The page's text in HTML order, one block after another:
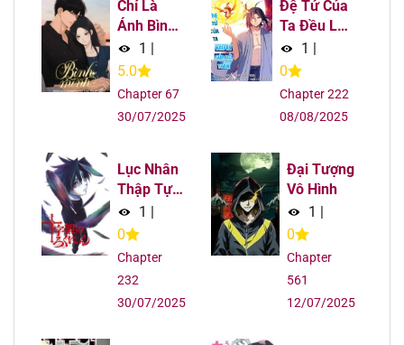
Chapter 3 19/08/2025
Chapter 2 19/08/2025
19/08/2025
Chỉ Là
Ánh Bình
Minh
1 |
5.0
Chapter 67
30/07/2025
Đệ Tử Của
Ta Đều Là
Súp Bờ
Thần
1 |
0
Chapter 222
08/08/2025
Lục Nhân
Thập Tự
Giá 1 |
0
Chapter
232
30/07/2025
Đại Tượng
Vô Hình
1 |
0
Chapter
561
12/07/2025